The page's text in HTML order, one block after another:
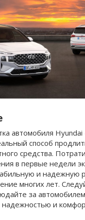
автомобиля
способ
средства.
в первые недели
и надежную
многих лет.
за
надежностью и